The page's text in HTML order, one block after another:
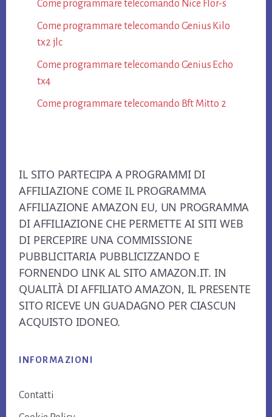
Come programmare telecomando Nice Flor-s​
Come programmare telecomando Genius Kilo
tx2 jlc​
Come programmare telecomando Genius Echo
tx4​
Come programmare telecomando Bft Mitto 2​
IL SITO PARTECIPA A PROGRAMMI DI
AFFILIAZIONE COME IL PROGRAMMA
AFFILIAZIONE AMAZON EU, UN PROGRAMMA
DI AFFILIAZIONE CHE PERMETTE AI SITI WEB
DI PERCEPIRE UNA COMMISSIONE
PUBBLICITARIA PUBBLICIZZANDO E
FORNENDO LINK AL SITO AMAZON.IT. IN
QUALITÀ DI AFFILIATO AMAZON, IL PRESENTE
SITO RICEVE UN GUADAGNO PER CIASCUN
ACQUISTO IDONEO.
INFORMAZIONI
Contatti